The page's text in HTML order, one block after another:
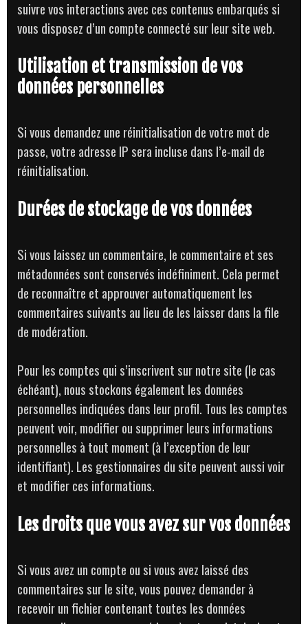
suivre vos interactions avec ces contenus embarqués si
vous disposez d’un compte connecté sur leur site web.
Utilisation et transmission de vos
données personnelles
Si vous demandez une réinitialisation de votre mot de
passe, votre adresse IP sera incluse dans l’e-mail de
réinitialisation.
Durées de stockage de vos données
Si vous laissez un commentaire, le commentaire et ses
métadonnées sont conservés indéfiniment. Cela permet
de reconnaître et approuver automatiquement les
commentaires suivants au lieu de les laisser dans la file
de modération.
Pour les comptes qui s’inscrivent sur notre site (le cas
échéant), nous stockons également les données
personnelles indiquées dans leur profil. Tous les comptes
peuvent voir, modifier ou supprimer leurs informations
personnelles à tout moment (à l’exception de leur
identifiant). Les gestionnaires du site peuvent aussi voir
et modifier ces informations.
Les droits que vous avez sur vos données
Si vous avez un compte ou si vous avez laissé des
commentaires sur le site, vous pouvez demander à
recevoir un fichier contenant toutes les données